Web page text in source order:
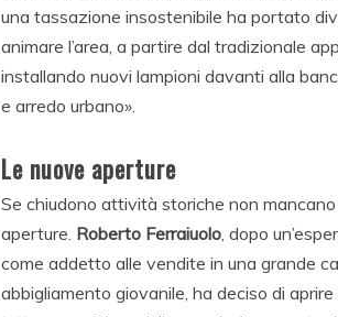
una tassazione insostenibile ha portato
animare l’area, a partire dal tradizionale
installando nuovi lampioni davanti alla
e arredo urbano».
Le nuove aperture
Se chiudono attività storiche non
aperture. Roberto Ferraiuolo, dopo
come addetto alle vendite in una grande
abbigliamento giovanile, ha deciso di aprire